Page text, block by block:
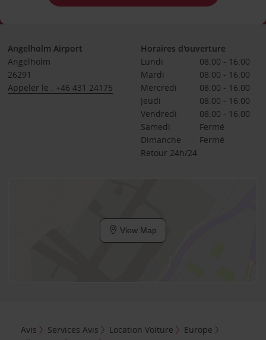
Angelholm Airport
Angelholm
26291
Appeler le : +46 431 24175
Horaires d'ouverture
Lundi
08:00 - 16:00
Mardi
08:00 - 16:00
Mercredi
08:00 - 16:00
Jeudi
08:00 - 16:00
Vendredi
08:00 - 16:00
Samedi
Fermé
Dimanche
Fermé
Retour 24h/24
View Map
Avis Services Avis Location Voiture
Europe